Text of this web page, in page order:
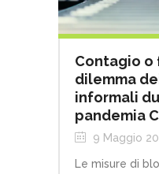
Contagio o
dilemma
informali
pandemia
9 Maggio
Le misure di